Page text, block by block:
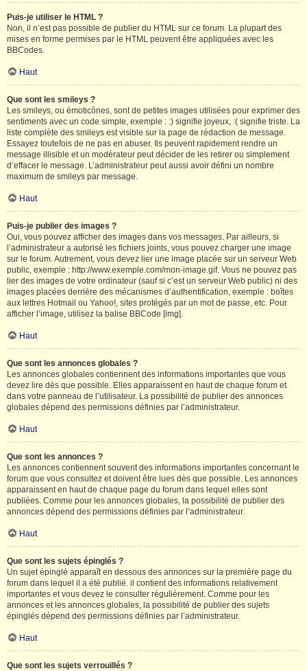
Puis-je utiliser le HTML ?
Non, il n’est pas possible de publier du HTML sur ce forum. La plupart des
mises en forme permises par le HTML peuvent être appliquées avec les
BBCodes.
Haut
Que sont les smileys ?
Les smileys, ou émoticônes, sont de petites images utilisées pour exprimer des
sentiments avec un code simple, exemple : :) signifie joyeux, :( signifie triste. La
liste complète des smileys est visible sur la page de rédaction de message.
Essayez toutefois de ne pas en abuser. Ils peuvent rapidement rendre un
message illisible et un modérateur peut décider de les retirer ou simplement
d’effacer le message. L’administrateur peut aussi avoir défini un nombre
maximum de smileys par message.
Haut
Puis-je publier des images ?
Oui, vous pouvez afficher des images dans vos messages. Par ailleurs, si
l’administrateur a autorisé les fichiers joints, vous pouvez charger une image
sur le forum. Autrement, vous devez lier une image placée sur un serveur Web
public, exemple : http://www.exemple.com/mon-image.gif. Vous ne pouvez pas
lier des images de votre ordinateur (sauf si c’est un serveur Web public) ni des
images placées derrière des mécanismes d’authentification, exemple : boîtes
aux lettres Hotmail ou Yahoo!, sites protégés par un mot de passe, etc. Pour
afficher l’image, utilisez la balise BBCode [img].
Haut
Que sont les annonces globales ?
Les annonces globales contiennent des informations importantes que vous
devez lire dès que possible. Elles apparaissent en haut de chaque forum et
dans votre panneau de l’utilisateur. La possibilité de publier des annonces
globales dépend des permissions définies par l’administrateur.
Haut
Que sont les annonces ?
Les annonces contiennent souvent des informations importantes concernant le
forum que vous consultez et doivent être lues dès que possible. Les annonces
apparaissent en haut de chaque page du forum dans lequel elles sont
publiées. Comme pour les annonces globales, la possibilité de publier des
annonces dépend des permissions définies par l’administrateur.
Haut
Que sont les sujets épinglés ?
Un sujet épinglé apparaît en dessous des annonces sur la première page du
forum dans lequel il a été publié. il contient des informations relativement
importantes et vous devez le consulter régulièrement. Comme pour les
annonces et les annonces globales, la possibilité de publier des sujets
épinglés dépend des permissions définies par l’administrateur.
Haut
Que sont les sujets verrouillés ?